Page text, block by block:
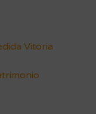
Vitoria